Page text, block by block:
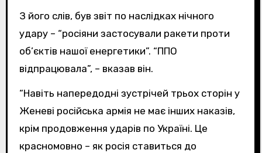
З його слів, був звіт по наслідках нічного
удару – “росіяни застосували ракети проти
об’єктів нашої енергетики”. “ППО
відпрацювала”, – вказав він.
“Навіть напередодні зустрічей трьох сторін у
Женеві російська армія не має інших наказів,
крім продовження ударів по Україні. Це
красномовно – як росія ставиться до